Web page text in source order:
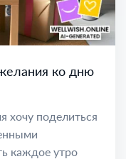
ко дню
хочу поделиться
каждое утро